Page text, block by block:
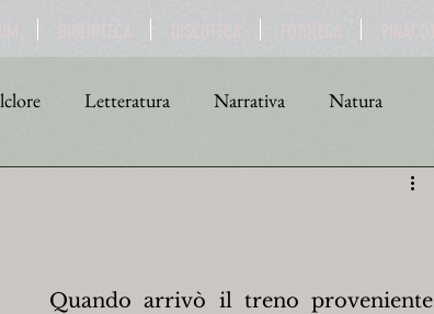
Letteratura Narrativa Natura
Turismo
Quando arrivò il treno proveniente